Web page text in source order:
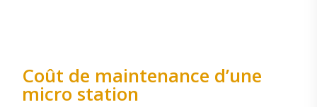
Coût de maintenance d’une
micro station